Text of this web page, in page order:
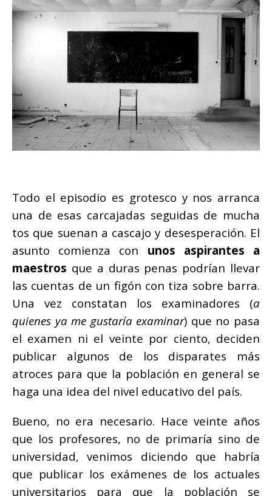
Todo el episodio es grotesco y nos arranca
una de esas carcajadas seguidas de mucha
tos que suenan a cascajo y desesperación. El
asunto comienza con unos aspirantes a
maestros que a duras penas podrían llevar
las cuentas de un figón con tiza sobre barra.
Una vez constatan los examinadores (a
quienes ya me gustaría examinar) que no pasa
el examen ni el veinte por ciento, deciden
publicar algunos de los disparates más
atroces para que la población en general se
haga una idea del nivel educativo del país.
Bueno, no era necesario. Hace veinte años
que los profesores, no de primaría sino de
universidad, venimos diciendo que habría
que publicar los exámenes de los actuales
universitarios para que la población se